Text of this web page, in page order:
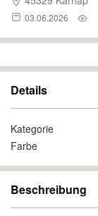
03.06.2026
Details
Kategorie
Farbe
Beschreibung